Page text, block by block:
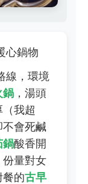
心鍋物
線，環境
鍋 ，湯頭
我超
不會死鹹
鍋酸香開
份量對女
餐的古早